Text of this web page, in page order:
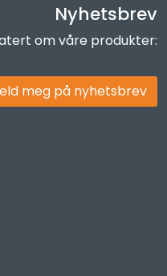
Nyhetsbrev
om våre produkter:
meg på nyhetsbrev